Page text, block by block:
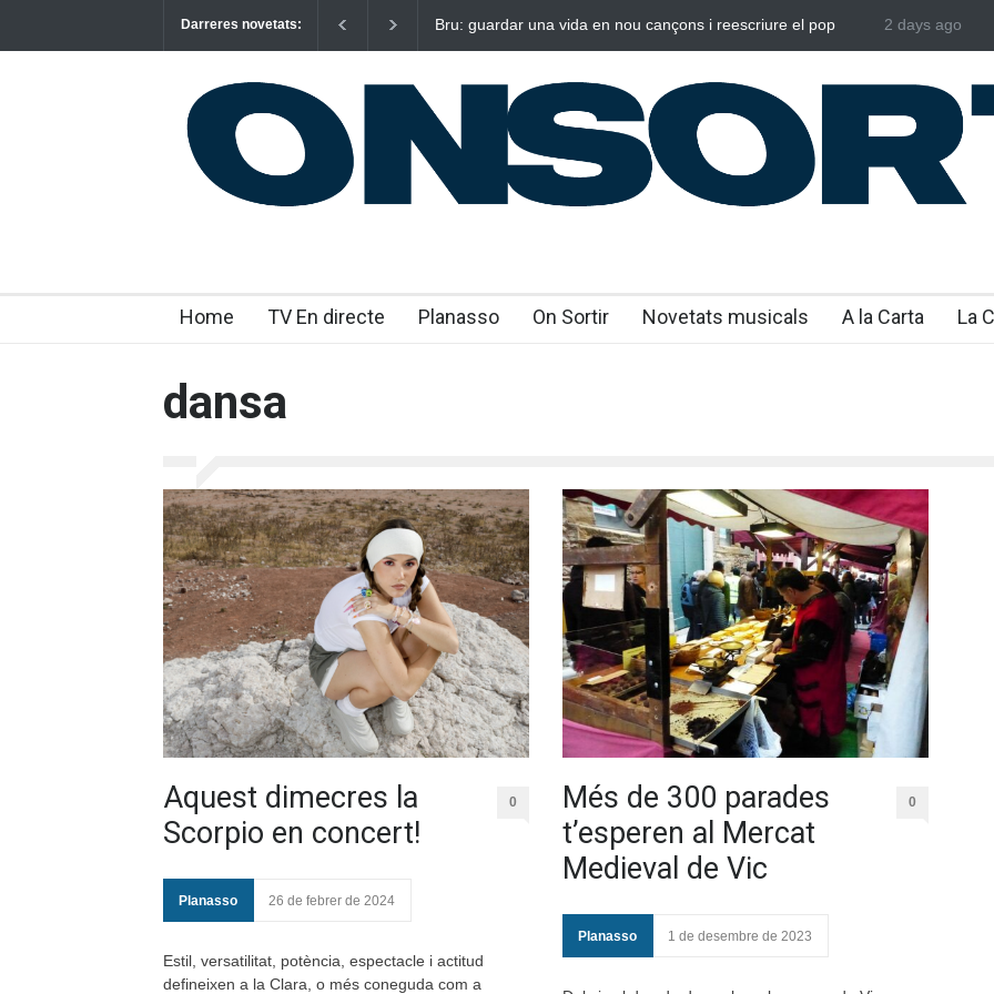
Darreres novetats:
Bru: guardar una vida en nou cançons i reescriure el pop
Laura West
2 days ago
Home TV En directe Planasso On Sortir Novetats musicals A la Carta La
dansa
Aquest dimecres la
Scorpio en concert!
0
Planasso 26 de febrer de 2024
Estil, versatilitat, potència, espectacle i actitud
defineixen a la Clara, o més coneguda com a
Més de 300 parades
t’esperen al Mercat
Medieval de Vic
0
Planasso 1 de desembre de 2023